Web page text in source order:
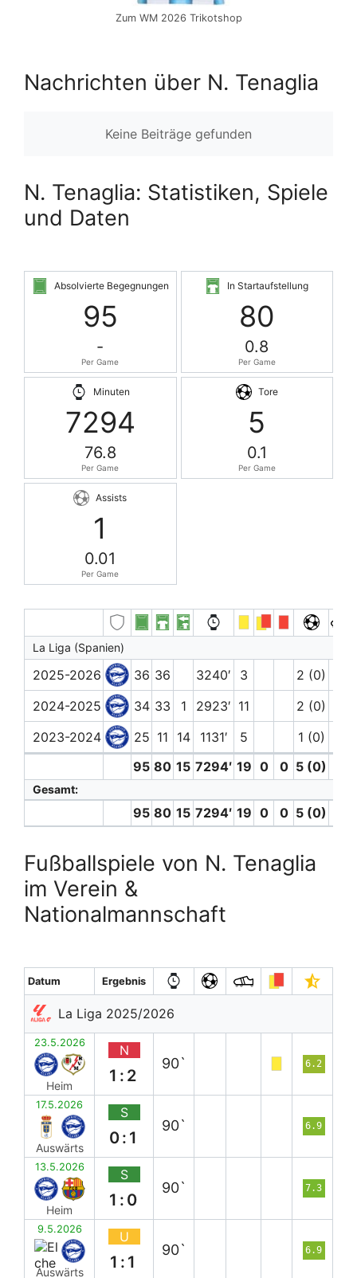
Zum WM 2026 Trikotshop
Nachrichten über N. Tenaglia
Keine Beiträge gefunden
N. Tenaglia: Statistiken, Spiele
und Daten
Absolvierte Begegnungen
95
-
Per Game
In Startaufstellung
80
0.8
Per Game
Minuten
7294
76.8
Per Game
Tore
5
0.1
Per Game
Assists
1
0.01
Per Game
La Liga (Spanien)
2025-2026 36 36 3240′ 3
2 (0)
2024-2025
34 33 1 2923′ 11 2 (0)
2023-2024
25 11 14 1131′ 5
1 (0)
95 80 15 7294′ 19 0 0 5 (0)
Gesamt:
95 80 15 7294′ 19 0 0 5 (0)
Fußballspiele von N. Tenaglia
im Verein &
Nationalmannschaft
Datum Ergebnis
La Liga 2025/2026
23.5.2026
Heim
N
1:2
90` 6.2
17.5.2026
Auswärts
S
0:1
90` 6.9
13.5.2026
Heim
S
1:0
90` 7.3
9.5.2026
Auswärts
U
1:1
90` 6.9